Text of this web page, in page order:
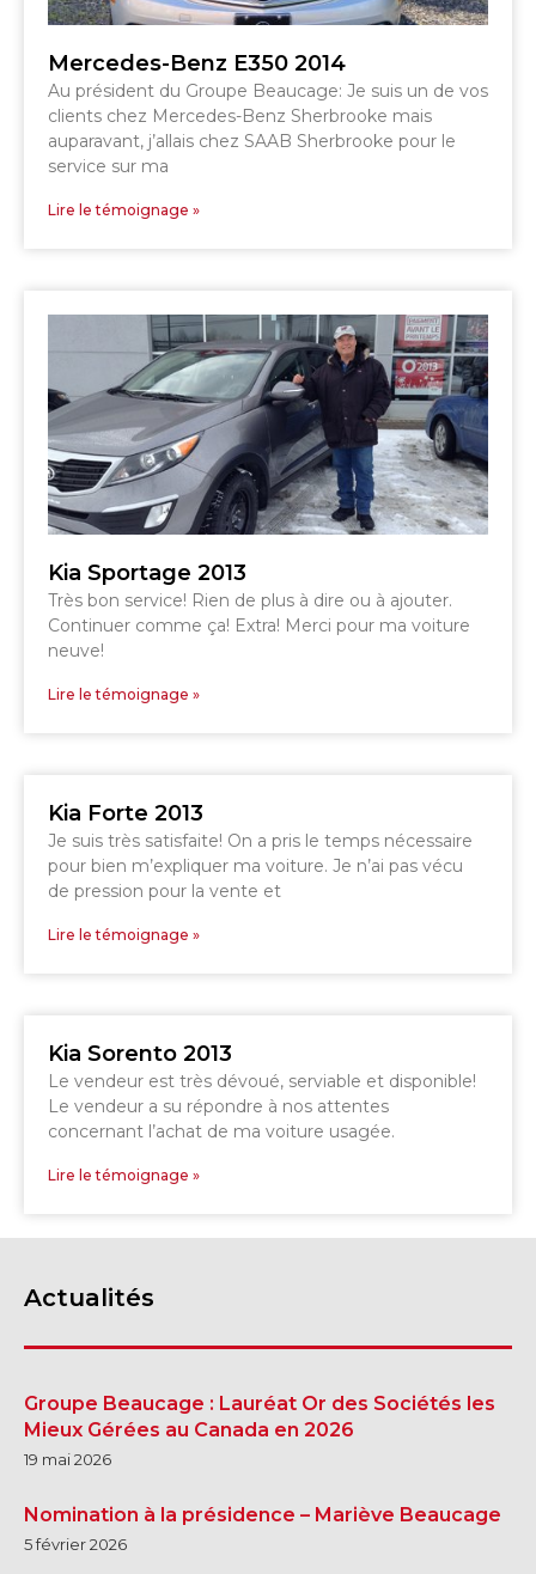
Mercedes-Benz E350 2014
Au président du Groupe Beaucage: Je suis un de vos
clients chez Mercedes-Benz Sherbrooke mais
auparavant, j’allais chez SAAB Sherbrooke pour le
service sur ma
Lire le témoignage »
Kia Sportage 2013
Très bon service! Rien de plus à dire ou à ajouter.
Continuer comme ça! Extra! Merci pour ma voiture
neuve!
Lire le témoignage »
Kia Forte 2013
Je suis très satisfaite! On a pris le temps nécessaire
pour bien m’expliquer ma voiture. Je n’ai pas vécu
de pression pour la vente et
Lire le témoignage »
Kia Sorento 2013
Le vendeur est très dévoué, serviable et disponible!
Le vendeur a su répondre à nos attentes
concernant l’achat de ma voiture usagée.
Lire le témoignage »
Actualités
Groupe Beaucage : Lauréat Or des Sociétés les
Mieux Gérées au Canada en 2026
19 mai 2026
Nomination à la présidence – Mariève Beaucage
5 février 2026
TÉLÉPHONEZ
819 564-2196
SHERBROOKE
ST-HYACINTHE
GRANBY
DRUMMONDVILLE
SHERBROOKE
GRANBY
SHERBROOKE SHERBROOKE
GRANBY
DRUMMONDVILLE
ST-HYACINTHE